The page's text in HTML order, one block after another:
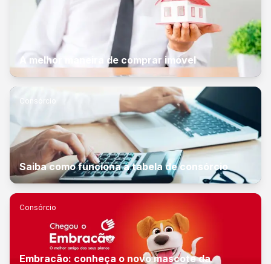
A melhor maneira de comprar imóvel
Consórcio
Saiba como funciona a tabela de consórcio
Consórcio
Embracão: conheça o novo mascote da